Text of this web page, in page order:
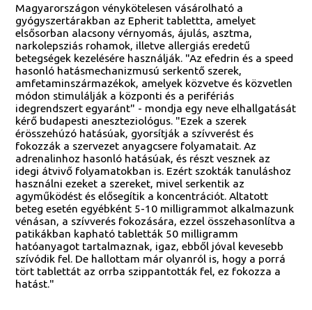
Magyarországon vénykötelesen vásárolható a
gyógyszertárakban az Epherit tablettta, amelyet
elsősorban alacsony vérnyomás, ájulás, asztma,
narkolepsziás rohamok, illetve allergiás eredetű
betegségek kezelésére használják. "Az efedrin és a speed
hasonló hatásmechanizmusú serkentő szerek,
amfetaminszármazékok, amelyek közvetve és közvetlen
módon stimulálják a központi és a perifériás
idegrendszert egyaránt" - mondja egy neve elhallgatását
kérő budapesti aneszteziológus. "Ezek a szerek
érösszehúzó hatásúak, gyorsítják a szívverést és
fokozzák a szervezet anyagcsere folyamatait. Az
adrenalinhoz hasonló hatásúak, és részt vesznek az
idegi átvivő folyamatokban is. Ezért szokták tanuláshoz
használni ezeket a szereket, mivel serkentik az
agyműködést és elősegítik a koncentrációt. Altatott
beteg esetén egyébként 5-10 milligrammot alkalmazunk
vénásan, a szívverés fokozására, ezzel összehasonlítva a
patikákban kapható tabletták 50 milligramm
hatóanyagot tartalmaznak, igaz, ebből jóval kevesebb
szívódik fel. De hallottam már olyanról is, hogy a porrá
tört tablettát az orrba szippantották fel, ez fokozza a
hatást."